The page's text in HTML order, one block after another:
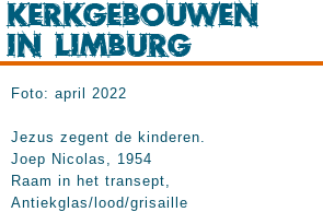
Foto: april 2022
Jezus zegent de kinderen.
Joep Nicolas, 1954
Raam in het transept,
Antiekglas/lood/grisaille